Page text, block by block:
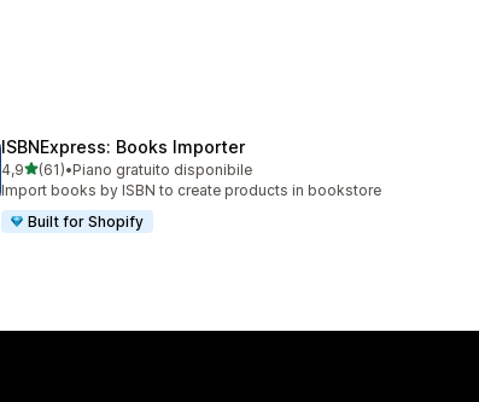
ISBNExpress: Books Importer
4,9stelle su 5
(61)
61 recensioni totali
•Piano gratuito disponibile
Import books by ISBN to create products in bookstore
Built for Shopify